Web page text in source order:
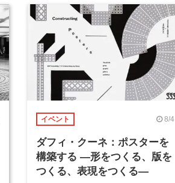
イベント 8/4
ダフィ・クーネ：ポスターを
構築する ―形をつくる、版を
つくる、表現をつくる―